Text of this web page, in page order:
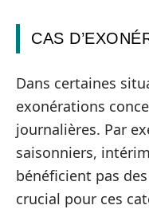
CAS
Dans certaines
exonérations
journalières. Par
saisonniers,
bénéficient pas
crucial pour ces